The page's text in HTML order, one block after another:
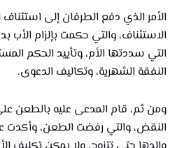
الأمر الذي دفع الطرفان إلى
الاستئناف، والتي حكمت بإلزام الأب
التي سددتها الأم، وتأييد الحكم
النفقة الشهرية، وتكاليف الدعوى.
ومن ثم، قام المدعى عليه بالطعن
النقض، والتي رفضت الطعن، وأكدت